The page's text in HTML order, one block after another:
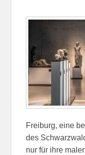
Freiburg, eine
des
nur für ihre